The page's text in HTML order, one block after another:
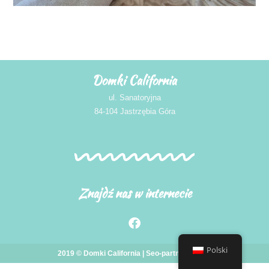
Domki California
ul. Sanatoryjna
84-104 Jastrzębia Góra
Znajdź nas w internecie
2019 © Domki California | Seo-partner designPolski